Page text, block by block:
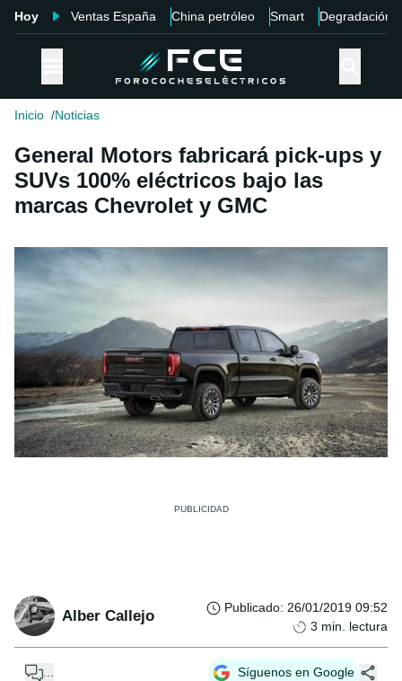
Hoy Ventas España China petróleo Smart Degradación
Inicio Noticias
General Motors fabricará pick-ups y
SUVs 100% eléctricos bajo las
marcas Chevrolet y GMC
Alber Callejo Publicado: 26/01/2019 09:52
3 min. lectura
... Síguenos en Google